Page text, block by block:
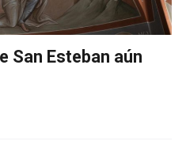
San Esteban aún